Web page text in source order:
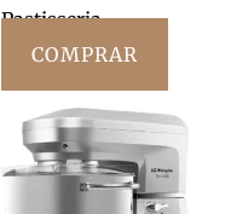
Pastisseria
COMPRAR